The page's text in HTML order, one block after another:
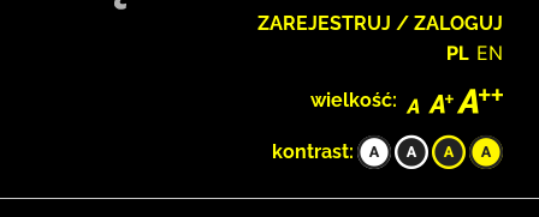
ZAREJESTRUJ / ZALOGUJ
PL EN
wielkość:
kontrast: